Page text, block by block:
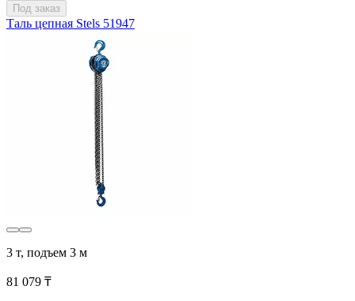
Под заказ
Таль цепная Stels 51947
3 т, подъем 3 м
81 079 ₸